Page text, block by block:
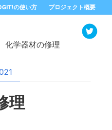
の使い方 プロジェクト概要
化学器材の修理
理